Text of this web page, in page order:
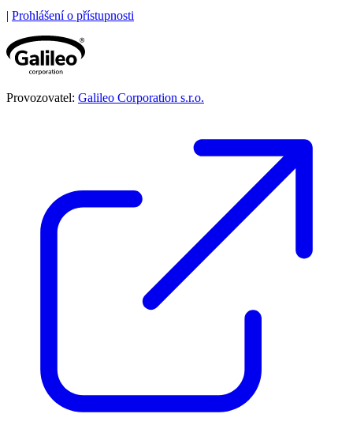
| Prohlášení o přístupnosti
Provozovatel: Galileo Corporation s.r.o.